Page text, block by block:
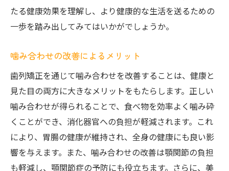
たる健康効果を理解し、より健康的な生活を送るための
一歩を踏み出してみてはいかがでしょうか。
噛み合わせの改善によるメリット
歯列矯正を通じて噛み合わせを改善することは、健康と
見た目の両方に大きなメリットをもたらします。正しい
噛み合わせが得られることで、食べ物を効率よく噛み砕
くことができ、消化器官への負担が軽減されます。これ
により、胃腸の健康が維持され、全身の健康にも良い影
響を与えます。また、噛み合わせの改善は顎関節の負担
も軽減し、顎関節症の予防にも役立ちます。さらに、美